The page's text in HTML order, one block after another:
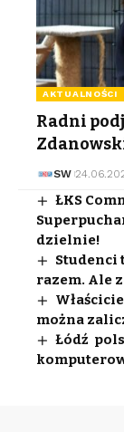
AKTUALNOŚCI
Radni
SW
ŁKS
dzielnie!
Studenci
razem. Ale
można
Łódź